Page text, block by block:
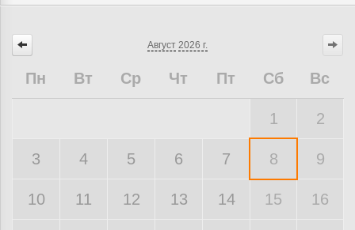
Август 2026 г.
Пн Вт Ср Чт Пт Сб Вс
1 2
3 4 5 6 7 8 9
10 11 12 13 14 15 16